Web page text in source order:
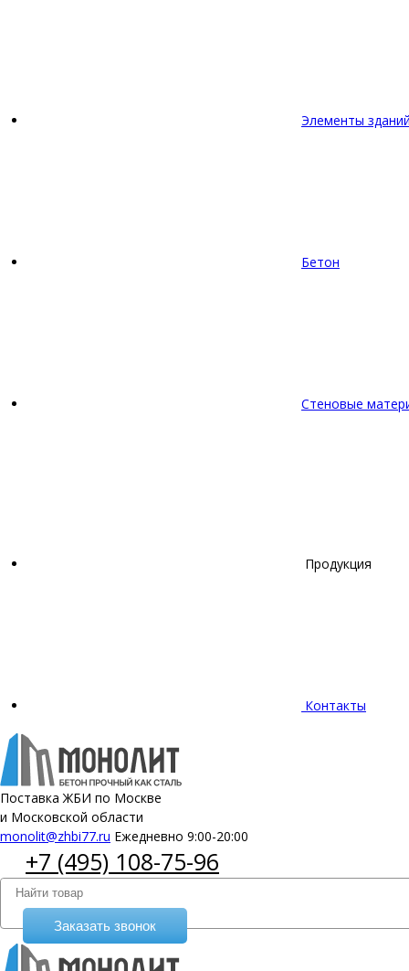
Элементы
Бетон
Стеновые
Продукция
Контакты
Поставка ЖБИ по Москве
и Московской области
monolit@zhbi77.ru Ежедневно 9:00-20:00
+7 (495) 108-75-96
Заказать звонок